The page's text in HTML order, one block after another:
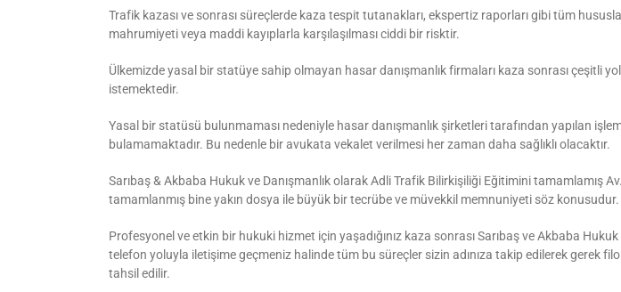
Trafik kazası ve sonrası süreçlerde kaza tespit tutanakları, ekspertiz raporları gibi tüm
mahrumiyeti veya maddi kayıplarla karşılaşılması ciddi bir risktir.
Ülkemizde yasal bir statüye sahip olmayan hasar danışmanlık firmaları kaza sonrası çeşitli
istemektedir.
Yasal bir statüsü bulunmaması nedeniyle hasar danışmanlık şirketleri tarafından yapılan
bulamamaktadır. Bu nedenle bir avukata vekalet verilmesi her zaman daha sağlıklı olacaktır.
Sarıbaş & Akbaba Hukuk ve Danışmanlık olarak Adli Trafik Bilirkişiliği Eğitimini tamamlamış
tamamlanmış bine yakın dosya ile büyük bir tecrübe ve müvekkil memnuniyeti söz konusudur.
Profesyonel ve etkin bir hukuki hizmet için yaşadığınız kaza sonrası Sarıbaş ve Akbaba Hukuk
telefon yoluyla iletişime geçmeniz halinde tüm bu süreçler sizin adınıza takip edilerek gerek
tahsil edilir.